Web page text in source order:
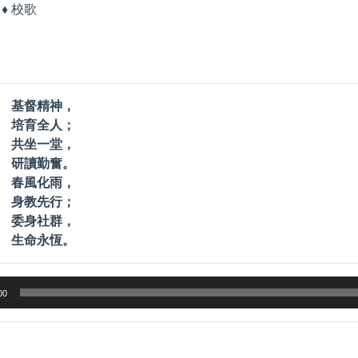
校歌
基督精神，
培育全人；
共坐一堂，
讀勤奮。
春風化雨，
身教先行；
委身社群，
命永恆。